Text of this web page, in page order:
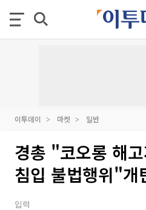
이투데이 마켓 일반
경총 "코오롱 해
침입 불법행위"개
입력